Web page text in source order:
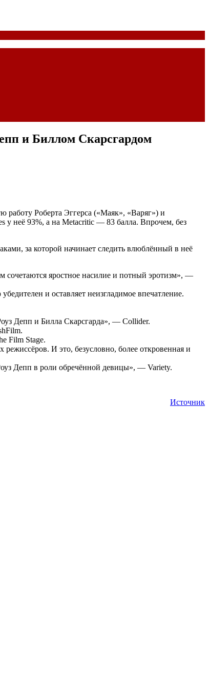
и Биллом Скарсгардом
работу Роберта Эггерса («Маяк», «Варяг») и
у неё 93%, а на Metacritic — 83 балла. Впрочем, без
за которой начинает следить влюблённый в неё
яростное насилие и потный эротизм», —
и оставляет неизгладимое впечатление.
Депп и Билла Скарсгарда», — Collider.
Film Stage.
И это, безусловно, более откровенная и
Депп в роли обречённой девицы», — Variety.
Источник